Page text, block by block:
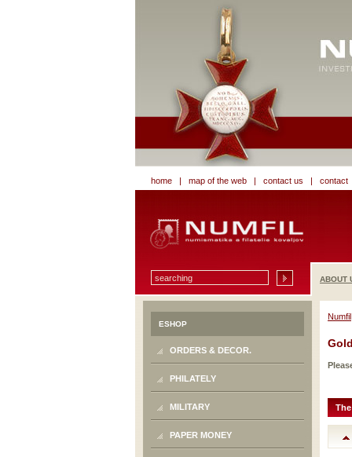
home | map of the web | contact us | contact
ABOUT
ESHOP
ORDERS & DECOR.
PHILATELY
MILITARY
PAPER MONEY
Numfil